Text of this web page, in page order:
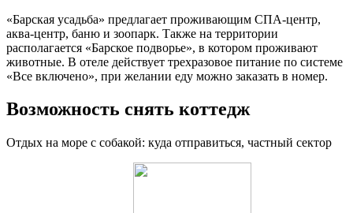
«Барская усадьба» предлагает проживающим СПА-центр,
аква-центр, баню и зоопарк. Также на территории
располагается «Барское подворье», в котором проживают
животные. В отеле действует трехразовое питание по системе
«Все включено», при желании еду можно заказать в номер.
Возможность снять коттедж
Отдых на море с собакой: куда отправиться, частный сектор